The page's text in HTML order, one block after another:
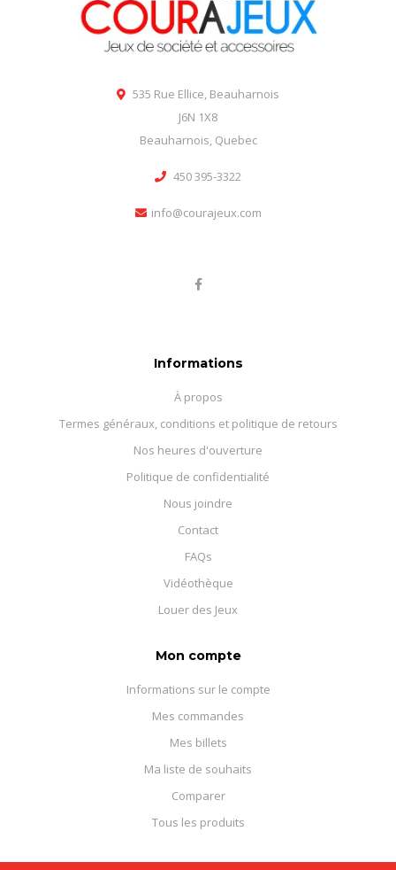
535 Rue Ellice, Beauharnois
J6N 1X8
Beauharnois, Quebec
450 395-3322
info@courajeux.com
Informations
À propos
Termes généraux, conditions et politique de retours
Nos heures d'ouverture
Politique de confidentialité
Nous joindre
Contact
FAQs
Vidéothèque
Louer des Jeux
Mon compte
Informations sur le compte
Mes commandes
Mes billets
Ma liste de souhaits
Comparer
Tous les produits